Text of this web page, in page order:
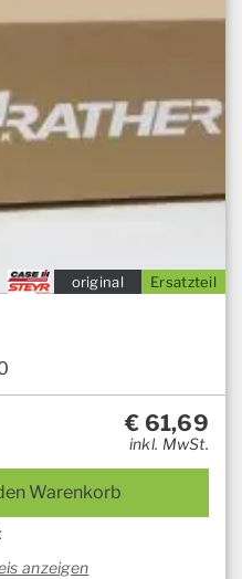
Ersatzteil
original
€ 61,69
inkl. MwSt.
Warenkorb
anzeigen